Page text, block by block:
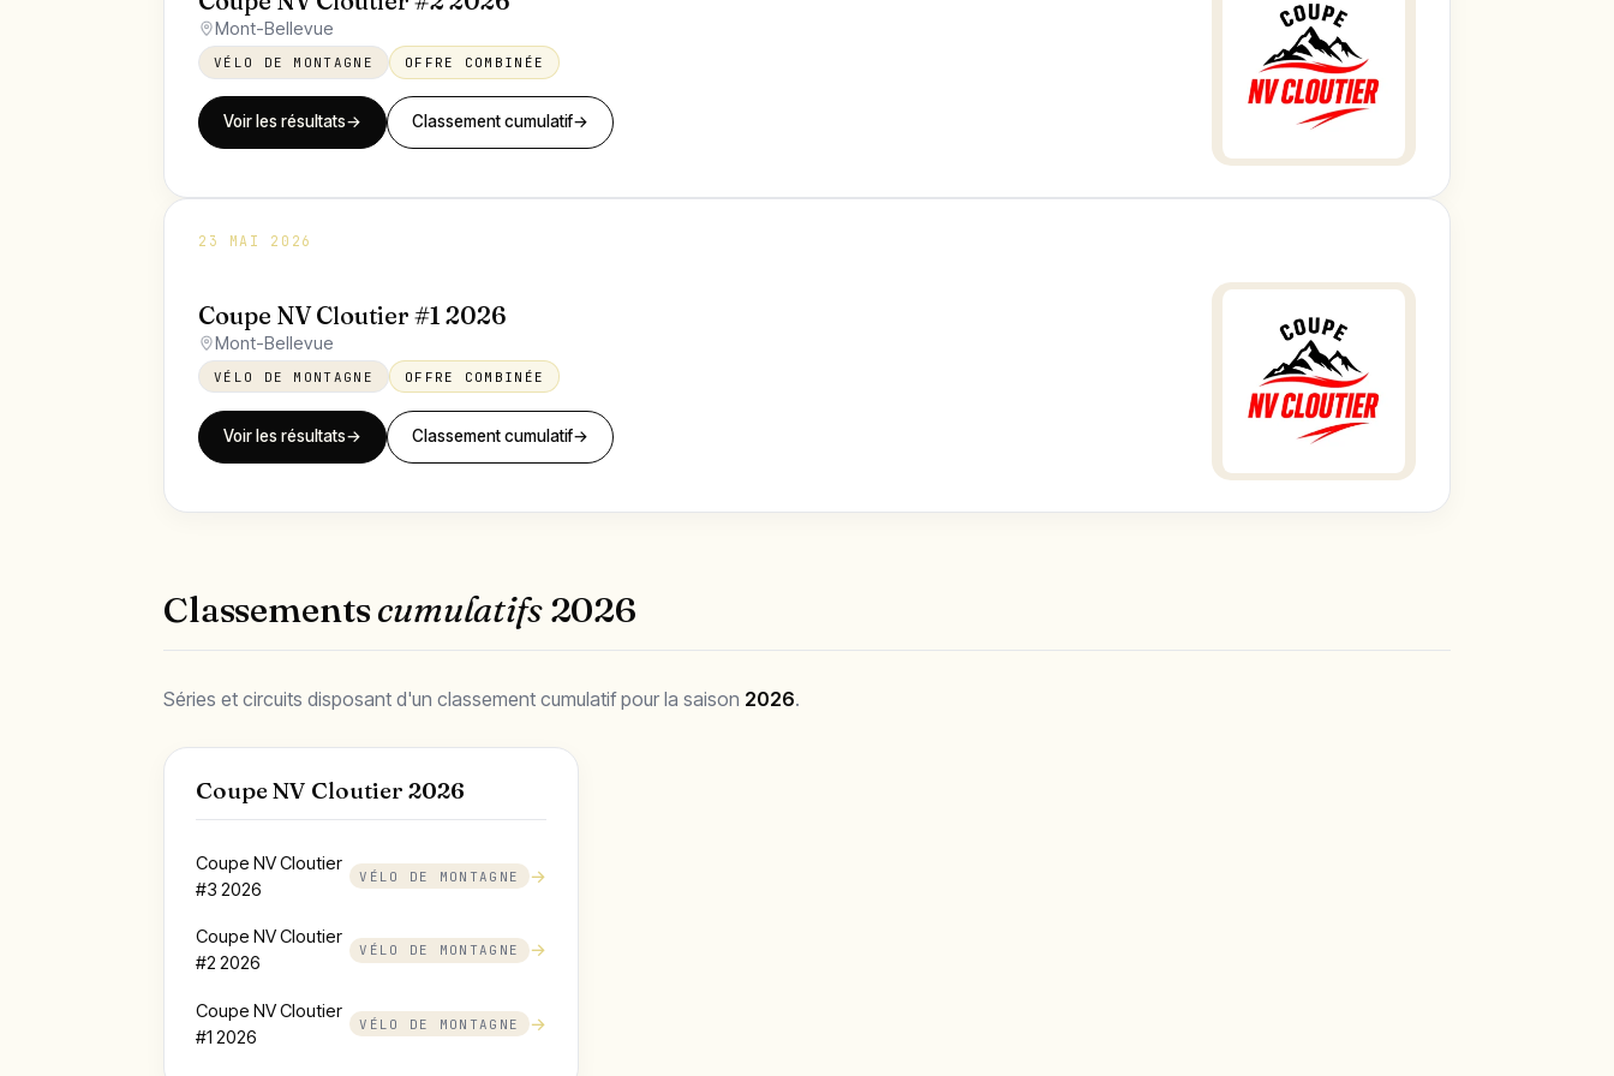
Mont-Bellevue
VÉLO DE MONTAGNE OFFRE COMBINÉE
Voir les résultats→ Classement cumulatif→
23 MAI 2026
Coupe NV Cloutier #1 2026
Mont-Bellevue
VÉLO DE MONTAGNE OFFRE COMBINÉE
Voir les résultats→ Classement cumulatif→
Classementscumulatifs2026
Séries et circuits disposant d'un classement cumulatif pour la saison 2026.
Coupe NV Cloutier 2026
Coupe NV Cloutier
#3 2026
VÉLO DE MONTAGNE →
Coupe NV Cloutier
#2 2026
VÉLO DE MONTAGNE →
Coupe NV Cloutier
#1 2026
VÉLO DE MONTAGNE →